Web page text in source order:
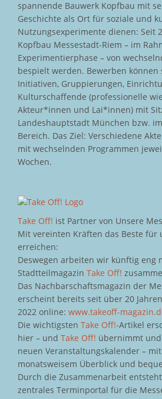
spannende Bauwerk Kopfbau mit
Geschichte als Ort für soziale und
Nutzungsexperimente dienen: Seit
Kopfbau Messestadt-Riem – im
Experimentierphase – von
bespielt werden. Bewerben können
Initiativen, Gruppierungen,
Kulturschaffende (professionelle
Akteur*innen und Lai*innen) mit
Landeshauptstadt München bzw.
Bereich. Das Ziel: Verschiedene
mit wechselnden Programmen
Wochen.
Take Off! ist Partner von Unsere
Mit vereinten Kräften das Beste für
erreichen:
Deswegen arbeiten wir künftig eng
Stadtteilmagazin Take Off!
Das Nachbarschaftsmagazin der
erscheint bereits seit über 20
2022 online: www.takeoff-
Die wichtigsten Take Off!-Artikel
hier – und Take Off! übernimmt
neuen Veranstaltungskalender –
monatsweisem Überblick und
Durch die Zusammenarbeit
zentrales Terminportal für die